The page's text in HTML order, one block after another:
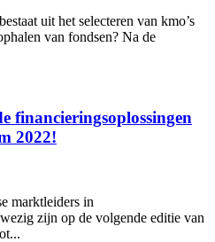
uit het selecteren van kmo’s
van fondsen? Na de
financieringsoplossingen
2022!
marktleiders in
zijn op de volgende editie van